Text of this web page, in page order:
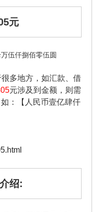
元
伍仟捌佰零伍圆
多地方，如汇款、借
元涉及到金额，则需
：【人民币壹亿肆仟
绍: